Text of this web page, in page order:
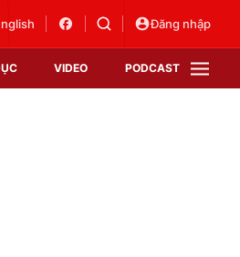
Đăng nhập
VIDEO PODCAST